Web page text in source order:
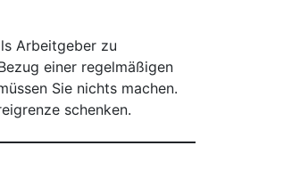
Arbeitgeber zu
einer regelmäßigen
Sie nichts machen.
schenken.